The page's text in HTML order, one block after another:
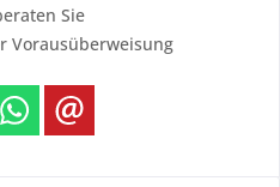
Sie
Vorausüberweisung